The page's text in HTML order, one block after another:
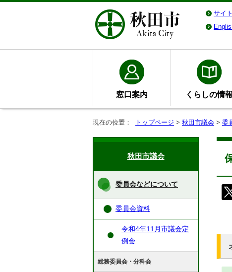
サイ
窓口案内 くらしの情報
現在の位置： トップページ > 秋田市議会 > 委
秋田市議会
委員会などについて
委員会資料
令和4年11月市議会定
例会
総務委員会・分科会